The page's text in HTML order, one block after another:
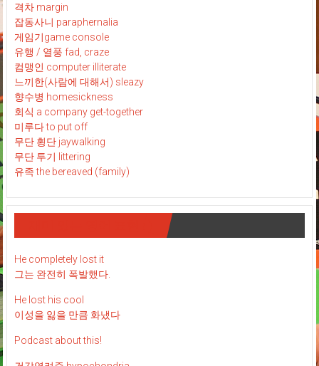
격차 margin
잡동사니 paraphernalia
게임기game console
유행 / 열풍 fad, craze
컴맹인 computer illiterate
느끼한(사람에 대해서) sleazy
향수병 homesickness
회식 a company get-together
미루다 to put off
무단 횡단 jaywalking
무단 투기 littering
유족 the bereaved (family)
He completely lost it
그는 완전히 폭발했다.
He lost his cool
이성을 잃을 만큼 화냈다
Podcast about this!